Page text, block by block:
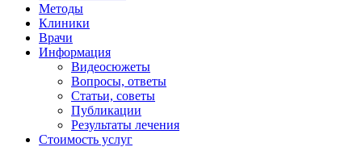
Методы
Клиники
Врачи
Информация
Видеосюжеты
Вопросы, ответы
Статьи, советы
Публикации
Результаты лечения
Стоимость услуг